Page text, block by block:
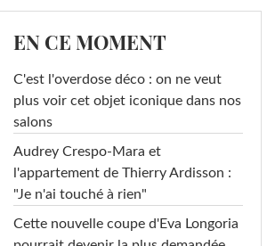
EN CE MOMENT
C'est l'overdose déco : on ne veut
plus voir cet objet iconique dans nos
salons
Audrey Crespo-Mara et
l'appartement de Thierry Ardisson :
"Je n'ai touché à rien"
Cette nouvelle coupe d'Eva Longoria